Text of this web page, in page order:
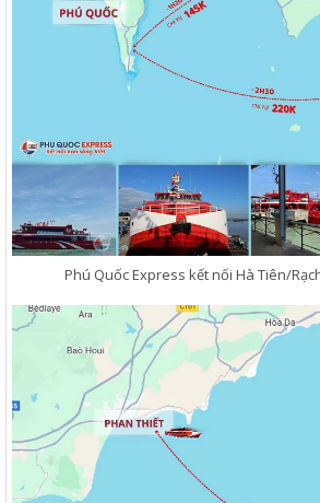
Phú Quốc Express kết nối Hà Tiên/